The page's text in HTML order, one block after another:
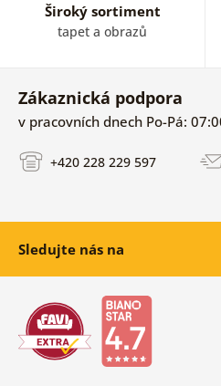
Široký sortiment
tapet a obrazů
Zákaznická podpora
v pracovních dnech Po-Pá:
+420 228 229 597
Sledujte nás na